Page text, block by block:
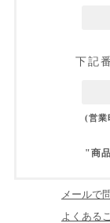
下記
(営業
"商
メールで
よくある